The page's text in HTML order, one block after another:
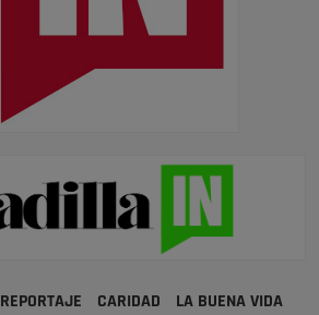
REPORTAJE CARIDAD LA BUENA VIDA